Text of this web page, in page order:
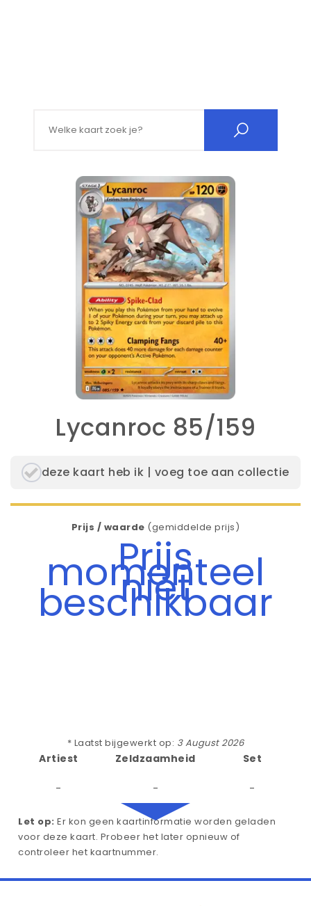
Lycanroc 85/159
deze kaart heb ik | voeg toe aan collectie
Prijs / waarde (gemiddelde prijs)
Prijs
momenteel
niet
beschikbaar
* Laatst bijgewerkt op: 3 August 2026
Artiest
-
Zeldzaamheid
-
Set
-
Let op: Er kon geen kaartinformatie worden geladen
voor deze kaart. Probeer het later opnieuw of
controleer het kaartnummer.